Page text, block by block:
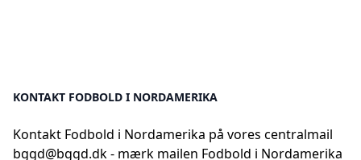
KONTAKT FODBOLD I NORDAMERIKA
Kontakt Fodbold i Nordamerika på vores centralmail
bggd@bggd.dk- mærk mailen Fodbold i Nordamerika